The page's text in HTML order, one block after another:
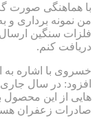
با هماهنگی صورت
من نمونه برداری و
فلزات سنگین
دریافت کنم.
خسروی با اشاره به
هایی از این محصول
صادرات زعفران